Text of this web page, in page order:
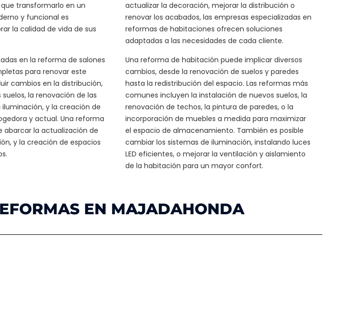
transformarlo en un
y funcional es
la calidad de vida de sus
en la reforma de salones
para renovar este
cambios en la distribución,
la renovación de las
y la creación de
y actual. Una reforma
abarcar la actualización de
y la creación de espacios
actualizar la decoración, mejorar la distribución o
renovar los acabados, las empresas especializadas en
reformas de habitaciones ofrecen soluciones
adaptadas a las necesidades de cada cliente.
Una reforma de habitación puede implicar diversos
cambios, desde la renovación de suelos y paredes
hasta la redistribución del espacio. Las reformas más
comunes incluyen la instalación de nuevos suelos, la
renovación de techos, la pintura de paredes, o la
incorporación de muebles a medida para maximizar
el espacio de almacenamiento. También es posible
cambiar los sistemas de iluminación, instalando luces
LED eficientes, o mejorar la ventilación y aislamiento
de la habitación para un mayor confort.
EN MAJADAHONDA